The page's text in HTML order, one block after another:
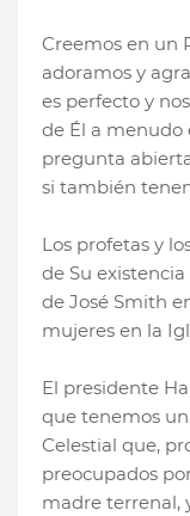
Creemos en un
adoramos y
es perfecto y
de Él a menudo
pregunta
si también
Los profetas y
de Su
de José Smith
mujeres en la
El presidente
que tenemos
Celestial que,
preocupados
madre terrenal,